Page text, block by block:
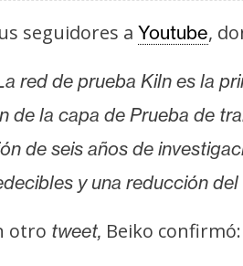
seguidores a Youtube,
red de prueba Kiln es la
de la capa de Prueba de
de seis años de
y una reducción
otro tweet, Beiko confirmó: